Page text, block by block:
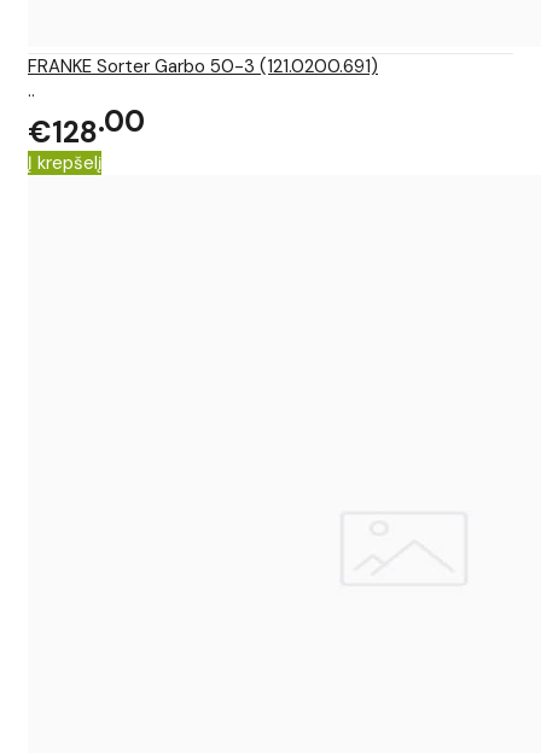
FRANKE Sorter Garbo 50-3 (121.0200.691)
..
€128 00
Į krepšelį